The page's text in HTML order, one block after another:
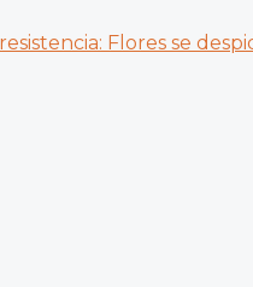
Flores se